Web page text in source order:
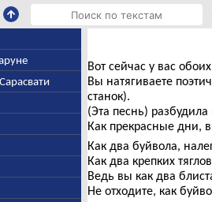
Вот сейчас у вас
Вы натягиваете
станок).
(Эта песнь)
Как прекрасные дни,
Как два буйвола,
Как два крепких
Ведь вы как два
Не отходите, как